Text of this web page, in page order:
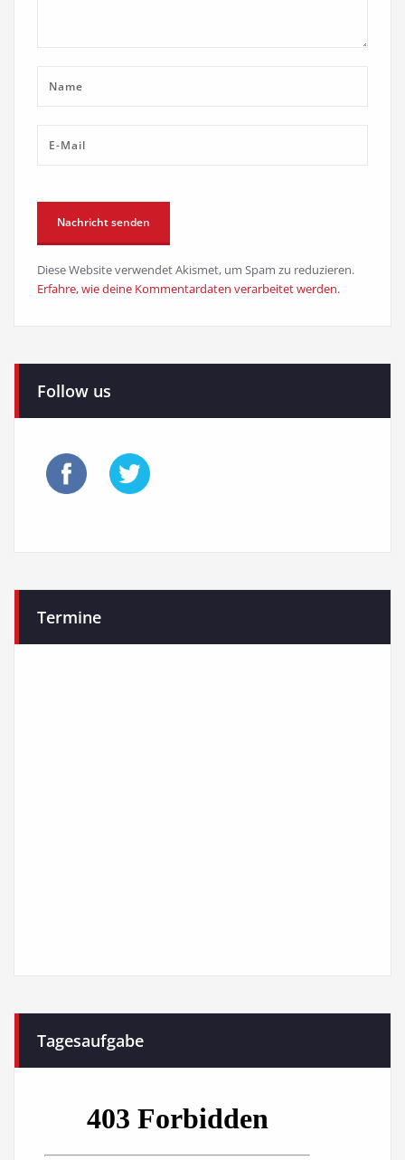
Diese Website verwendet Akismet, um Spam zu reduzieren.
Erfahre, wie deine Kommentardaten verarbeitet werden.
Follow us
Termine
Tagesaufgabe